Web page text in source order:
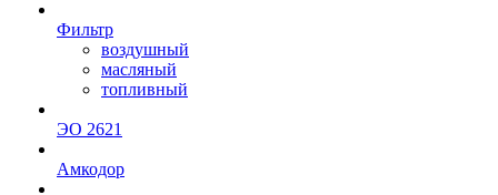
Фильтр
воздушный
масляный
топливный
ЭО 2621
Амкодор